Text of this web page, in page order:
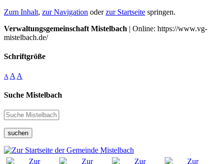
Zum Inhalt, zur Navigation oderzur Startseite springen.
Verwaltungsgemeinschaft Mistelbach | Online: https://www.vg-
mistelbach.de/
Schriftgröße
A A A
Suche Mistelbach
suchen